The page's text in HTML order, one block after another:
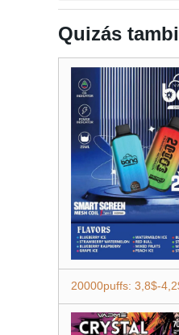
Quizás
20000puffs: 3,8$-